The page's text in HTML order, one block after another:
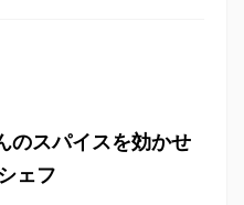
のスパイスを効かせ
ェフ